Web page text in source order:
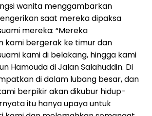
wanita menggambarkan
saat mereka dipaksa
mereka: “Mereka
kami bergerak ke timur dan
kami di belakang, hingga kami
Hamouda di Jalan Salahuddin. Di
di dalam lubang besar, dan
berpikir akan dikubur hidup-
itu hanya upaya untuk